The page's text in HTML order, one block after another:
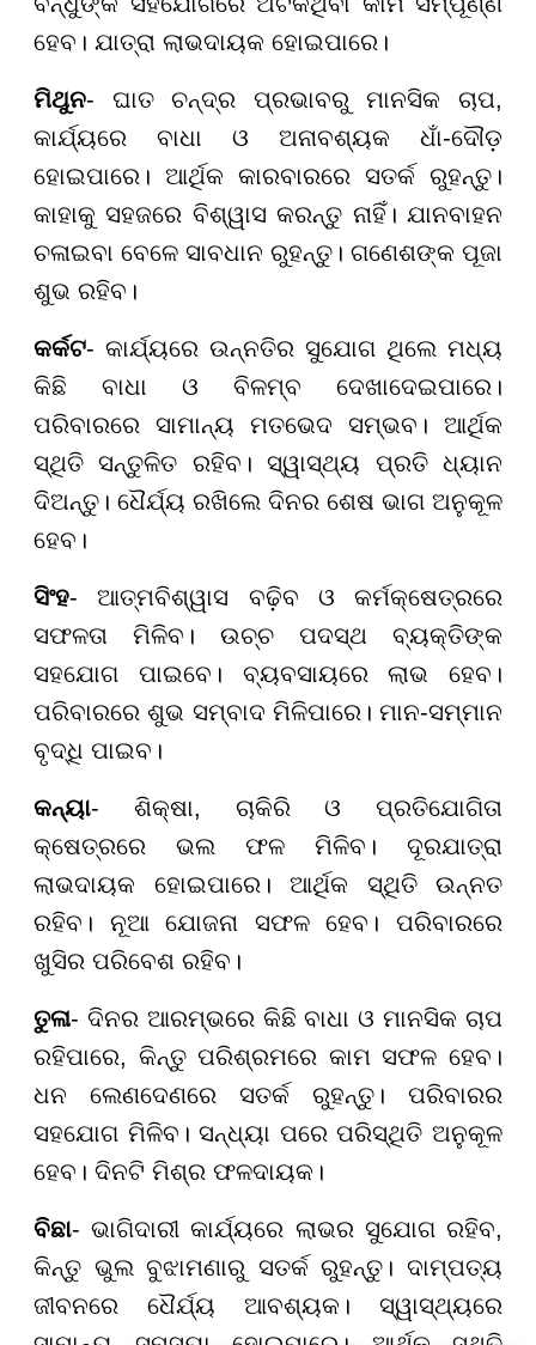
ହେବ। ଯାତ୍ରା ଲାଭଦାୟକ ହୋଇପାରେ।
ମିଥୁନ- ଘାତ ଚନ୍ଦ୍ର ପ୍ରଭାବରୁ ମାନସିକ ଚାପ,
କାର୍ଯ୍ୟରେ ବାଧା ଓ ଅନାବଶ୍ୟକ ଧାଁ-ଦୌଡ଼
ହୋଇପାରେ। ଆର୍ଥିକ କାରବାରରେ ସତର୍କ ରୁହନ୍ତୁ।
କାହାକୁ ସହଜରେ ବିଶ୍ୱାସ କରନ୍ତୁ ନାହିଁ। ଯାନବାହନ
ଚଳାଇବା ବେଳେ ସାବଧାନ ରୁହନ୍ତୁ। ଗଣେଶଙ୍କ ପୂଜା
ଶୁଭ ରହିବ।
କର୍କଟ- କାର୍ଯ୍ୟରେ ଉନ୍ନତିର ସୁଯୋଗ ଥିଲେ ମଧ୍ୟ
କିଛି ବାଧା ଓ ବିଳମ୍ବ ଦେଖାଦେଇପାରେ।
ପରିବାରରେ ସାମାନ୍ୟ ମତଭେଦ ସମ୍ଭବ। ଆର୍ଥିକ
ସ୍ଥିତି ସନ୍ତୁଳିତ ରହିବ। ସ୍ୱାସ୍ଥ୍ୟ ପ୍ରତି ଧ୍ୟାନ
ଦିଅନ୍ତୁ। ଧୈର୍ଯ୍ୟ ରଖିଲେ ଦିନର ଶେଷ ଭାଗ ଅନୁକୂଳ
ହେବ।
ସିଂହ- ଆତ୍ମବିଶ୍ୱାସ ବଢ଼ିବ ଓ କର୍ମକ୍ଷେତ୍ରରେ
ସଫଳତା ମିଳିବ। ଉଚ୍ଚ ପଦସ୍ଥ ବ୍ୟକ୍ତିଙ୍କ
ସହଯୋଗ ପାଇବେ। ବ୍ୟବସାୟରେ ଲାଭ ହେବ।
ପରିବାରରେ ଶୁଭ ସମ୍ବାଦ ମିଳିପାରେ। ମାନ-ସମ୍ମାନ
ବୃଦ୍ଧି ପାଇବ।
କନ୍ୟା- ଶିକ୍ଷା, ଚାକିରି ଓ ପ୍ରତିଯୋଗିତା
କ୍ଷେତ୍ରରେ ଭଲ ଫଳ ମିଳିବ। ଦୂରଯାତ୍ରା
ଲାଭଦାୟକ ହୋଇପାରେ। ଆର୍ଥିକ ସ୍ଥିତି ଉନ୍ନତ
ରହିବ। ନୂଆ ଯୋଜନା ସଫଳ ହେବ। ପରିବାରରେ
ଖୁସିର ପରିବେଶ ରହିବ।
ତୁଳା- ଦିନର ଆରମ୍ଭରେ କିଛି ବାଧା ଓ ମାନସିକ ଚାପ
ରହିପାରେ, କିନ୍ତୁ ପରିଶ୍ରମରେ କାମ ସଫଳ ହେବ।
ଧନ ଲେଣଦେଣରେ ସତର୍କ ରୁହନ୍ତୁ। ପରିବାରର
ସହଯୋଗ ମିଳିବ। ସନ୍ଧ୍ୟା ପରେ ପରିସ୍ଥିତି ଅନୁକୂଳ
ହେବ। ଦିନଟି ମିଶ୍ର ଫଳଦାୟକ।
ବିଛା- ଭାଗିଦାରୀ କାର୍ଯ୍ୟରେ ଲାଭର ସୁଯୋଗ ରହିବ,
କିନ୍ତୁ ଭୁଲ ବୁଝାମଣାରୁ ସତର୍କ ରୁହନ୍ତୁ। ଦାମ୍ପତ୍ୟ
ଜୀବନରେ ଧୈର୍ଯ୍ୟ ଆବଶ୍ୟକ। ସ୍ୱାସ୍ଥ୍ୟରେ